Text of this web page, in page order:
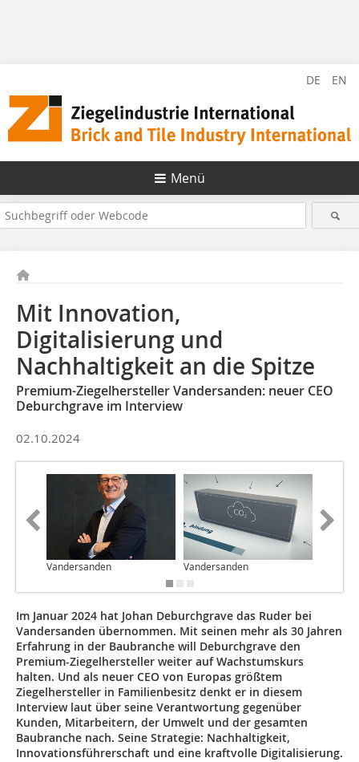
DE EN
Menü
Mit Innovation,
Digitalisierung und
Nachhaltigkeit an die Spitze
Premium-Ziegelhersteller Vandersanden: neuer CEO
Deburchgrave im Interview
02.10.2024
Vandersanden Vandersanden
Im Januar 2024 hat Johan Deburchgrave das Ruder bei
Vandersanden übernommen. Mit seinen mehr als 30 Jahren
Erfahrung in der Baubranche will Deburchgrave den
Premium-Ziegelhersteller weiter auf Wachstumskurs
halten. Und als neuer CEO von Europas größtem
Ziegelhersteller in Familienbesitz denkt er in diesem
Interview laut über seine Verantwortung gegenüber
Kunden, Mitarbeitern, der Umwelt und der gesamten
Baubranche nach. Seine Strategie: Nachhaltigkeit,
Innovationsführerschaft und eine kraftvolle Digitalisierung.